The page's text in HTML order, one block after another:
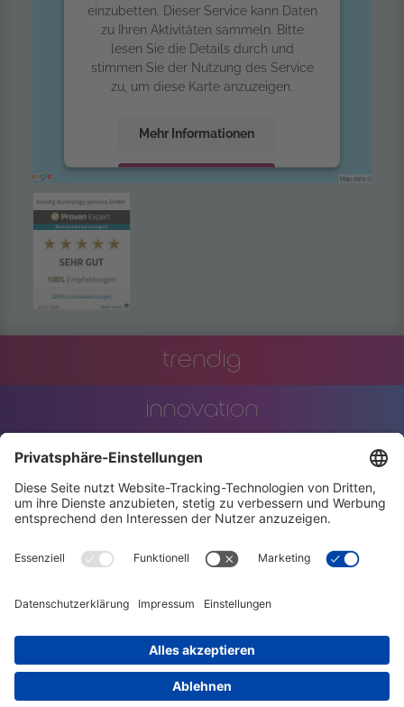
einzubetten. Dieser Service kann Daten
zu Ihren Aktivitäten sammeln. Bitte
lesen Sie die Details durch und
stimmen Sie der Nutzung des Service
zu, um diese Karte anzuzeigen.
Mehr Informationen
powered by
trendig
innovation
engineering
training
events
stellenanzeigen datenschutzerklärung